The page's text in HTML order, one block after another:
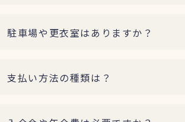
駐車場や更衣室はありますか？
支払い方法の種類は？